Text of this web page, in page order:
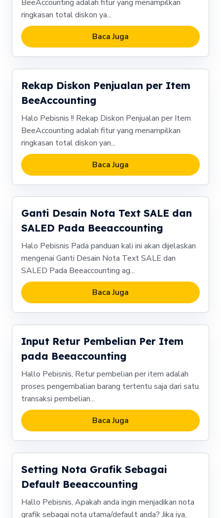
BeeAccounting adalah fitur yang menampilkan
ringkasan total diskon ya...
Baca Juga
Rekap Diskon Penjualan per Item
BeeAccounting
Halo Pebisnis !! Rekap Diskon Penjualan per Item
BeeAccounting adalah fitur yang menampilkan
ringkasan total diskon yan...
Baca Juga
Ganti Desain Nota Text SALE dan
SALED Pada Beeaccounting
Halo Pebisnis Pada panduan kali ini akan dijelaskan
mengenai Ganti Desain Nota Text SALE dan
SALED Pada Beeaccounting ag...
Baca Juga
Input Retur Pembelian Per Item
pada Beeaccounting
Hallo Pebisnis, Retur pembelian per item adalah
proses pengembalian barang tertentu saja dari satu
transaksi pembelian...
Baca Juga
Setting Nota Grafik Sebagai
Default Beeaccounting
Hallo Pebisnis, Apakah anda ingin menjadikan nota
grafik sebagai nota utama/default anda? Jika iya,